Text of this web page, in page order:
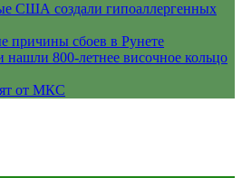
США создали гипоаллергенных
причины сбоев в Рунете
нашли 800-летнее височное кольцо
от МКС